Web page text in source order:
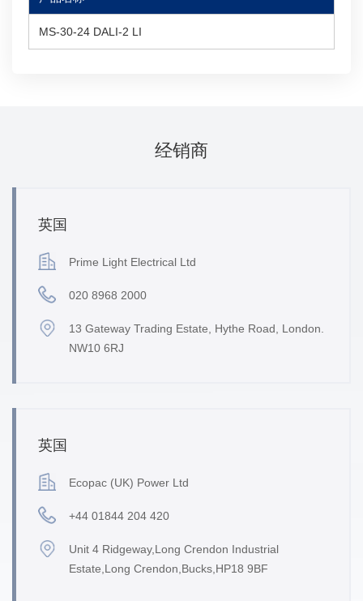
MS-30-24 DALI-2 LI
经销商
英国
Prime Light Electrical Ltd
020 8968 2000
13 Gateway Trading Estate, Hythe Road, London.
NW10 6RJ
英国
Ecopac (UK) Power Ltd
+44 01844 204 420
Unit 4 Ridgeway,Long Crendon Industrial
Estate,Long Crendon,Bucks,HP18 9BF